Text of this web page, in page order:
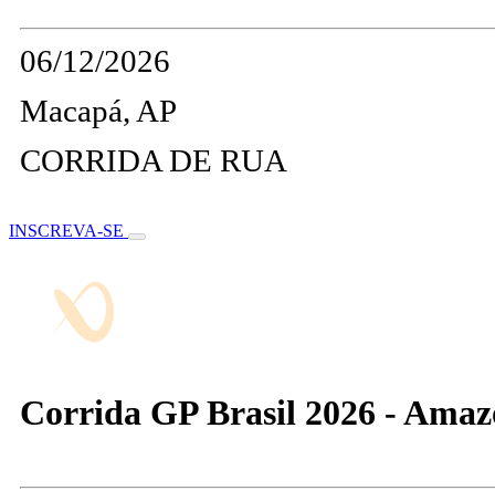
06/12/2026
Macapá, AP
CORRIDA DE RUA
INSCREVA-SE
Corrida GP Brasil 2026 -